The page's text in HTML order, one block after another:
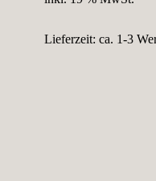
Lieferzeit: ca. 1-3